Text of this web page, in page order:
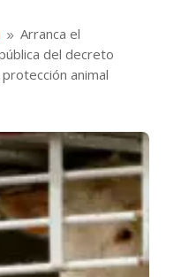
9 Arranca el
del decreto
animal